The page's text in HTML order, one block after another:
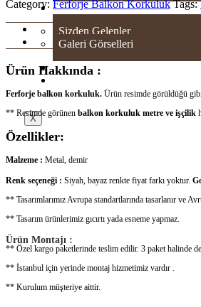
GALERI
Sizden Gelenler
Galeri Görselleri
SHOWROOM
X
Category: Ferforje Balkon Korkuluk Tags:
Ürün Hakkında :
Ferforje balkon korkuluk. Ürün resimde görüldüğü
** Resimde görünen balkon korkuluk metre ve işçilik
Özellikler:
Malzeme : Metal, demir
Renk seçeneği : Siyah, bayaz renkte fiyat farkı yoktur.
** Tasarımlarımız Avrupa standartlarında tasarlanır ve
** Tasarım ürünlerimiz gıcırtı yada esneme yapmaz.
Ürün Montajı :
** Özel kargo paketlerinde teslim edilir. 3 paket halinde
** İstanbul için yerinde montaj hizmetimiz vardır .
** Kurulum müşteriye aittir.